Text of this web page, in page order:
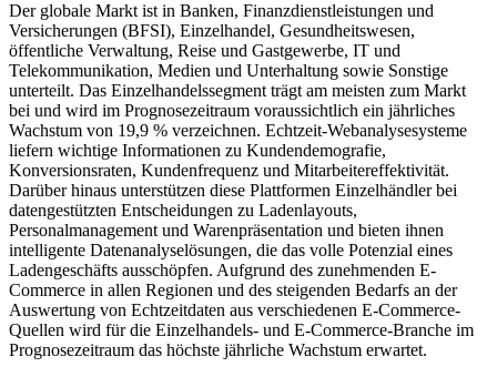
Der globale Markt ist in Banken, Finanzdienstleistungen und
Versicherungen (BFSI), Einzelhandel, Gesundheitswesen,
öffentliche Verwaltung, Reise und Gastgewerbe, IT und
Telekommunikation, Medien und Unterhaltung sowie Sonstige
unterteilt. Das Einzelhandelssegment trägt am meisten zum Markt
bei und wird im Prognosezeitraum voraussichtlich ein jährliches
Wachstum von 19,9 % verzeichnen. Echtzeit-Webanalysesysteme
liefern wichtige Informationen zu Kundendemografie,
Konversionsraten, Kundenfrequenz und Mitarbeitereffektivität.
Darüber hinaus unterstützen diese Plattformen Einzelhändler bei
datengestützten Entscheidungen zu Ladenlayouts,
Personalmanagement und Warenpräsentation und bieten ihnen
intelligente Datenanalyselösungen, die das volle Potenzial eines
Ladengeschäfts ausschöpfen. Aufgrund des zunehmenden E-
Commerce in allen Regionen und des steigenden Bedarfs an der
Auswertung von Echtzeitdaten aus verschiedenen E-Commerce-
Quellen wird für die Einzelhandels- und E-Commerce-Branche im
Prognosezeitraum das höchste jährliche Wachstum erwartet.